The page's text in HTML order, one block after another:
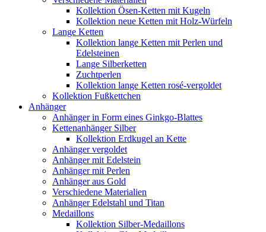
Kollektion Ösen-Ketten mit Kugeln
Kollektion neue Ketten mit Holz-Würfeln
Lange Ketten
Kollektion lange Ketten mit Perlen und
Edelsteinen
Lange Silberketten
Zuchtperlen
Kollektion lange Ketten rosé-vergoldet
Kollektion Fußkettchen
Anhänger
Anhänger in Form eines Ginkgo-Blattes
Kettenanhänger Silber
Kollektion Erdkugel an Kette
Anhänger vergoldet
Anhänger mit Edelstein
Anhänger mit Perlen
Anhänger aus Gold
Verschiedene Materialien
Anhänger Edelstahl und Titan
Medaillons
Kollektion Silber-Medaillons